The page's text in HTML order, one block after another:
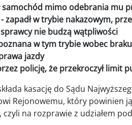
samochód mimo odebrania mu
zapadł w trybie nakazowym,
nie budzą wątpliwości
w tym trybie wobec
jazdy
policję, że przekroczył limit
kasację do Sądu
Rejonowemu, który powinien
na rozprawie z udziałem